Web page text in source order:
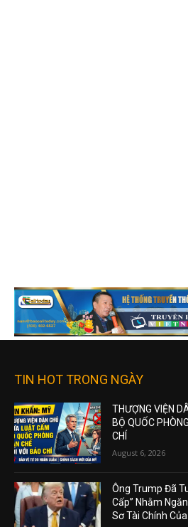
TIN HOT TRONG NGÀY
THƯỢNG VIỆN
BỘ QUỐC
CHÍ
August 6, 2026
Ông Trump Đã
Cấp” Nhằm
Sơ Tài Chính